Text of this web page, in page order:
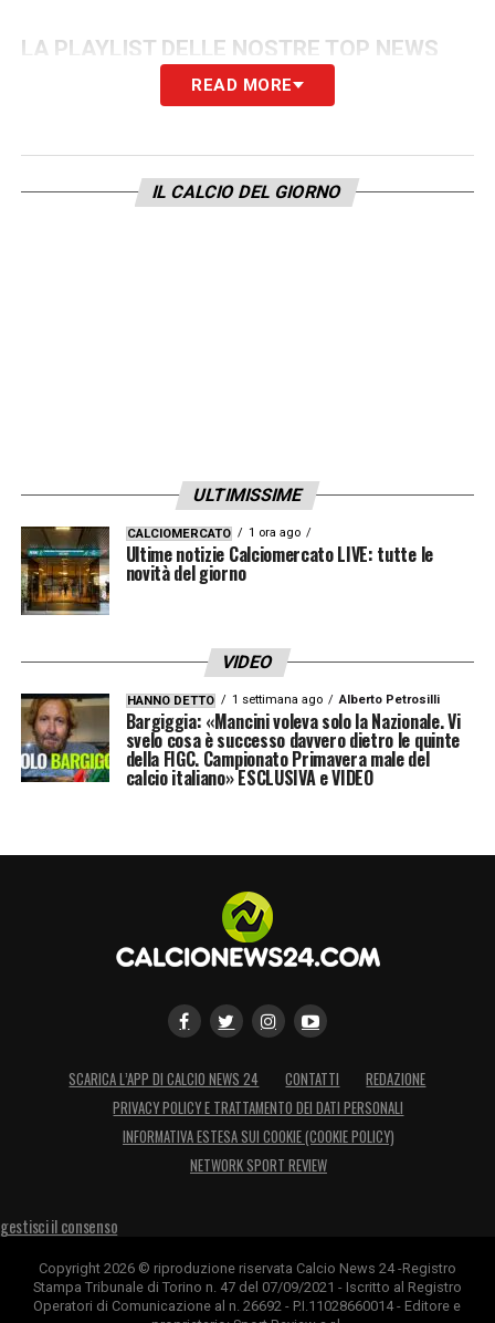
LA PLAYLIST DELLE NOSTRE TOP NEWS
READ MORE
IL CALCIO DEL GIORNO
ULTIMISSIME
CALCIOMERCATO 1 ora ago
Ultime notizie Calciomercato LIVE: tutte le
novità del giorno
VIDEO
HANNO DETTO 1 settimana ago Alberto Petrosilli
Bargiggia: «Mancini voleva solo la Nazionale. Vi
svelo cosa è successo davvero dietro le quinte
della FIGC. Campionato Primavera male del
calcio italiano» ESCLUSIVA e VIDEO
SCARICA L’APP DI CALCIO NEWS 24 CONTATTI
REDAZIONE
PRIVACY POLICY E TRATTAMENTO DEI DATI PERSONALI
INFORMATIVA ESTESA SUI COOKIE (COOKIE POLICY)
NETWORK SPORT REVIEW
gestisci il consenso
Copyright 2026 © riproduzione riservata Calcio News 24 -Registro
Stampa Tribunale di Torino n. 47 del 07/09/2021 - Iscritto al Registro
Operatori di Comunicazione al n. 26692 - P.I.11028660014 - Editore e